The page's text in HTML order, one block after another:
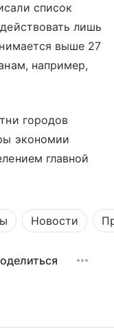
список
лишь
выше 27
например,
городов
экономии
главной
Новости